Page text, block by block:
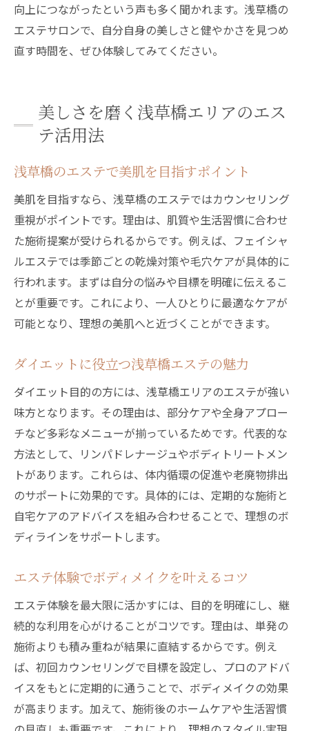
向上につながったという声も多く聞かれます。浅草橋の
エステサロンで、自分自身の美しさと健やかさを見つめ
直す時間を、ぜひ体験してみてください。
美しさを磨く浅草橋エリアのエス
テ活用法
浅草橋のエステで美肌を目指すポイント
美肌を目指すなら、浅草橋のエステではカウンセリング
重視がポイントです。理由は、肌質や生活習慣に合わせ
た施術提案が受けられるからです。例えば、フェイシャ
ルエステでは季節ごとの乾燥対策や毛穴ケアが具体的に
行われます。まずは自分の悩みや目標を明確に伝えるこ
とが重要です。これにより、一人ひとりに最適なケアが
可能となり、理想の美肌へと近づくことができます。
ダイエットに役立つ浅草橋エステの魅力
ダイエット目的の方には、浅草橋エリアのエステが強い
味方となります。その理由は、部分ケアや全身アプロー
チなど多彩なメニューが揃っているためです。代表的な
方法として、リンパドレナージュやボディトリートメン
トがあります。これらは、体内循環の促進や老廃物排出
のサポートに効果的です。具体的には、定期的な施術と
自宅ケアのアドバイスを組み合わせることで、理想のボ
ディラインをサポートします。
エステ体験でボディメイクを叶えるコツ
エステ体験を最大限に活かすには、目的を明確にし、継
続的な利用を心がけることがコツです。理由は、単発の
施術よりも積み重ねが結果に直結するからです。例え
ば、初回カウンセリングで目標を設定し、プロのアドバ
イスをもとに定期的に通うことで、ボディメイクの効果
が高まります。加えて、施術後のホームケアや生活習慣